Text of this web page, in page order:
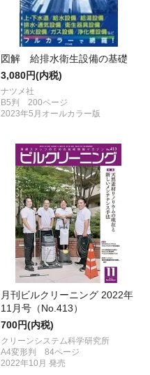
図解 給排水衛生設備の基礎
3,080円(内税)
ナツメ社
B5判 200ページ
2023年5月オールカラー版
月刊ビルクリーニング 2022年
11月号（No.413）
700円(内税)
クリーンシステム科学研究所
A4変形判 84ページ
2022年10月 発売